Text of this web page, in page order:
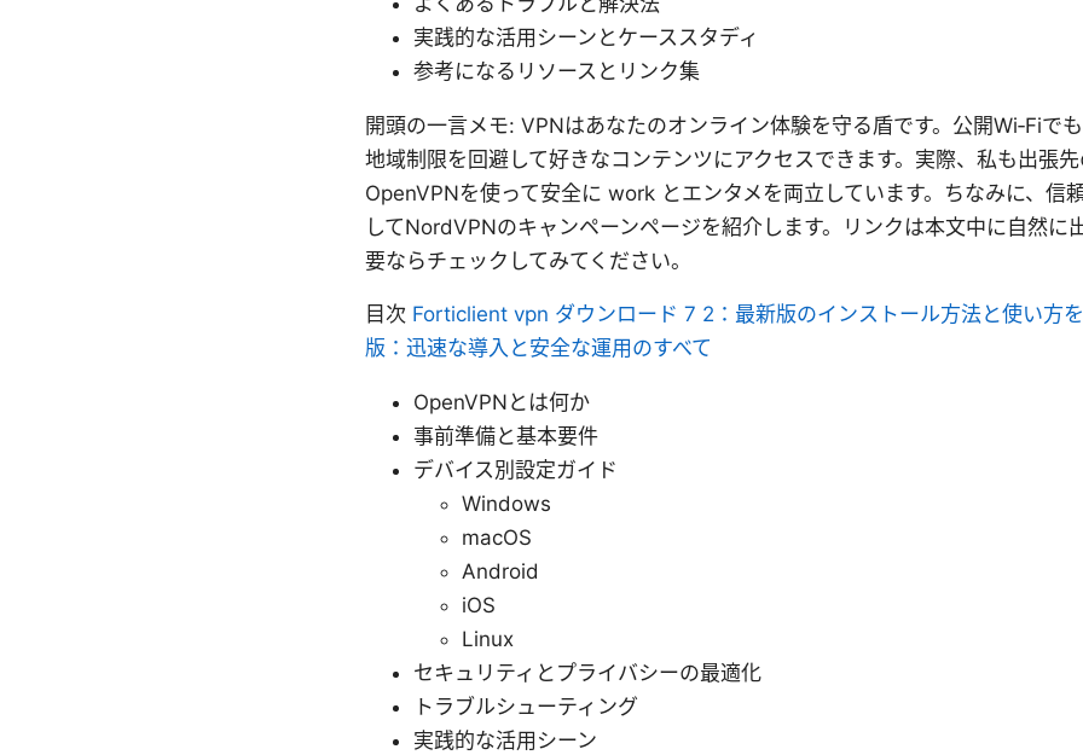
実践的な活用シーンとケーススタディ
参考になるリソースとリンク集
開頭の一言メモ: VPNはあなたのオンライン体験を守る盾です。公開Wi‑Fiで
地域制限を回避して好きなコンテンツにアクセスできます。実際、私も出張
OpenVPNを使って安全に work とエンタメを両立しています。ちなみに、信
してNordVPNのキャンペーンページを紹介します。リンクは本文中に自然に
要ならチェックしてみてください。
目次 Forticlient vpn ダウンロード 7 2：最新版のインストール方法と使い方
版：迅速な導入と安全な運用のすべて
OpenVPNとは何か
事前準備と基本要件
デバイス別設定ガイド
Windows
macOS
Android
iOS
Linux
セキュリティとプライバシーの最適化
トラブルシューティング
実践的な活用シーン